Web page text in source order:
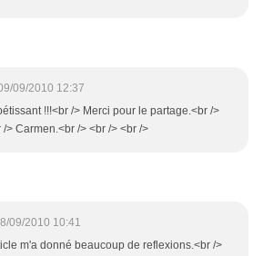
09/2010 12:37
!!!<br /> Merci pour le partage.<br />
> Carmen.<br /> <br /> <br />
09/2010 10:41
m'a donné beaucoup de reflexions.<br />